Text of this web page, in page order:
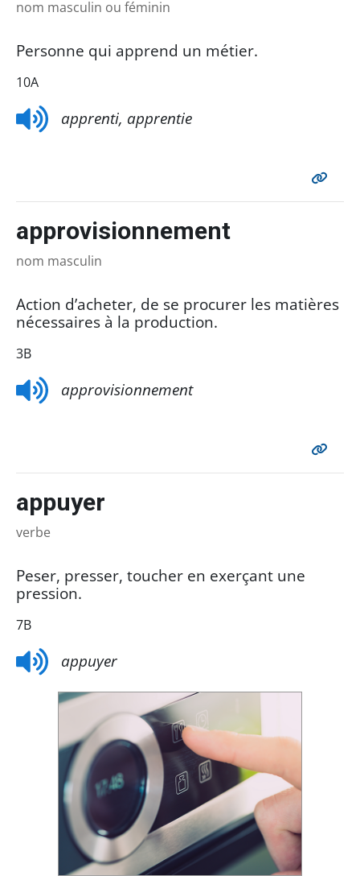
nom masculin ou féminin
Personne qui apprend un métier.
10A
apprenti, apprentie
approvisionnement
nom masculin
Action d’acheter, de se procurer les matières
nécessaires à la production.
3B
approvisionnement
appuyer
verbe
Peser, presser, toucher en exerçant une
pression.
7B
appuyer